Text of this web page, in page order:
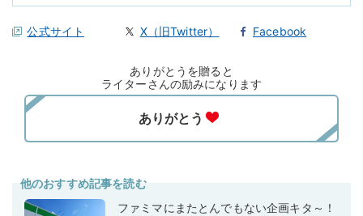
公式サイト X（旧Twitter） Facebook
ありがとうを贈ると
ライターさんの励みになります
他のおすすめ記事を読む
ファミマにまたとんでもない企画キタ～！